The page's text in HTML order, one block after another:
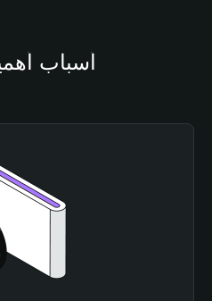
أسباب